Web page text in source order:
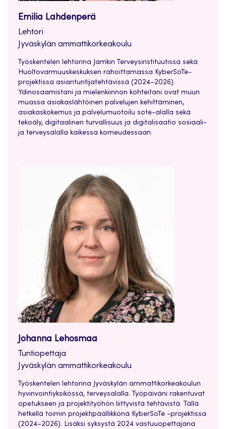
Emilia Lahdenperä
Lehtori
Jyväskylän ammattikorkeakoulu
Työskentelen lehtorina Jamkin Terveysinstituutissa sekä
Huoltovarmuuskeskuksen rahoittamassa KyberSoTe-
projektissa asiantuntijatehtävissä (2024–2026).
Ydinosaamistani ja mielenkiinnon kohteitani ovat muun
muassa asiakaslähtöinen palvelujen kehittäminen,
asiakaskokemus ja palvelumuotoilu sote-alalla sekä
tekoäly, digitaalinen turvallisuus ja digitalisaatio sosiaali-
ja terveysalalla kaikessa komeudessaan.
Johanna Lehosmaa
Tuntiopettaja
Jyväskylän ammattikorkeakoulu
Työskentelen lehtorina Jyväskylän ammattikorkeakoulun
hyvinvointiyksikössä, terveysalalla. Työpäiväni rakentuvat
opetukseen ja projektityöhön liittyvistä tehtävistä. Tällä
hetkellä toimin projektipäällikkönä KyberSoTe -projektissa
(2024–2026). Lisäksi syksystä 2024 vastuuopettajana